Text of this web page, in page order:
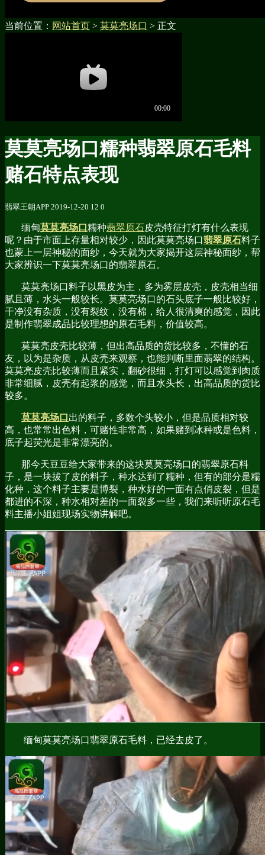
当前位置： 网站首页 > 莫莫亮场口 > 正文
莫莫亮场口糯种翡翠原石毛料
赌石特点表现
翡翠王朝APP 2019-12-20 12 0
缅甸莫莫亮场口 糯种翡翠原石皮壳特征打灯有什么表现
呢？由于市面上存量相对较少，因此莫莫亮场口翡翠原石料子
也蒙上一层神秘的面纱，今天就为大家揭开这层神秘面纱，帮
大家辨识一下莫莫亮场口的翡翠原石。
莫莫亮场口料子以黑皮为主，多为雾层皮壳，皮壳相当细
腻且薄，水头一般较长。莫莫亮场口的石头底子一般比较好，
干净没有杂质，没有裂纹，没有棉，给人很清爽的感觉，因此
是制作翡翠成品比较理想的原石毛料，价值较高。
莫莫亮皮壳比较薄，但出高品质的货比较多，不懂的石
友，以为是杂质，从皮壳来观察，也能判断里面翡翠的结构。
莫莫亮皮壳比较薄而且紧实，翻砂很细，打灯可以感觉到肉质
非常细腻，皮壳有起浆的感觉，而且水头长，出高品质的货比
较多。
莫莫亮场口 出的料子，多数个头较小，但是品质相对较
高，也常常出色料，可赌性非常高，如果赌到冰种或是色料，
底子起荧光是非常漂亮的。
那今天豆豆给大家带来的这块莫莫亮场口的翡翠原石料
子，是一块拔了皮的料子，种水达到了糯种，但有的部分是糯
化种，这个料子主要是博裂，种水好的一面有点俏皮裂，但是
都进的不深，种水相对差的一面裂多一些，我们来听听原石毛
料主播小姐姐现场实物讲解吧。
缅甸莫莫亮场口翡翠原石毛料，已经去皮了。